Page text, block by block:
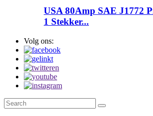
USA 80Amp SAE J1772
1 Stekker...
Volg ons: